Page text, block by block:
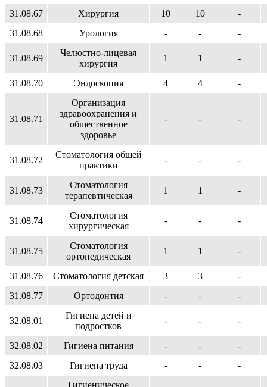
31.08.67 Хирургия 10 10
-
31.08.68
Урология - - -
31.08.69
Челюстно-лицевая
хирургия
1 1 -
31.08.70 Эндоскопия 4 4 -
31.08.71
Организация
здравоохранения и
общественное
здоровье
- - -
31.08.72
Стоматология общей
практики
- - -
31.08.73
Стоматология
терапевтическая
1 1 -
31.08.74
Стоматология
хирургическая
- - -
31.08.75
Стоматология
ортопедическая
1 1 -
31.08.76 Стоматология детская 3 3
-
31.08.77
Ортодонтия - - -
32.08.01
Гигиена детей и
подростков
- - -
32.08.02 Гигиена питания - -
-
32.08.03
Гигиена труда - - -